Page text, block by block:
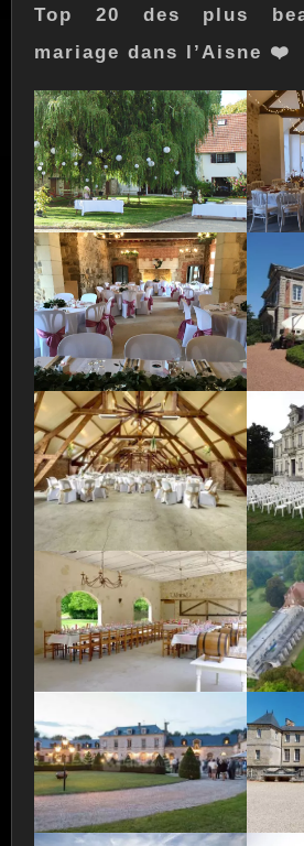
Top 20 des plus
mariage dans l’Aisne ❤️